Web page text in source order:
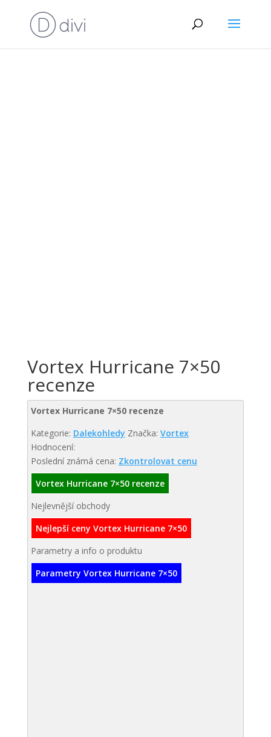
Vortex Hurricane 7×50
recenze
Vortex Hurricane 7×50 recenze
Kategorie: Dalekohledy Značka: Vortex
Hodnocení:
Poslední známá cena: Zkontrolovat cenu
Vortex Hurricane 7×50 recenze
Nejlevnější obchody
Nejlepší ceny Vortex Hurricane 7×50
Parametry a info o produktu
Parametry Vortex Hurricane 7×50